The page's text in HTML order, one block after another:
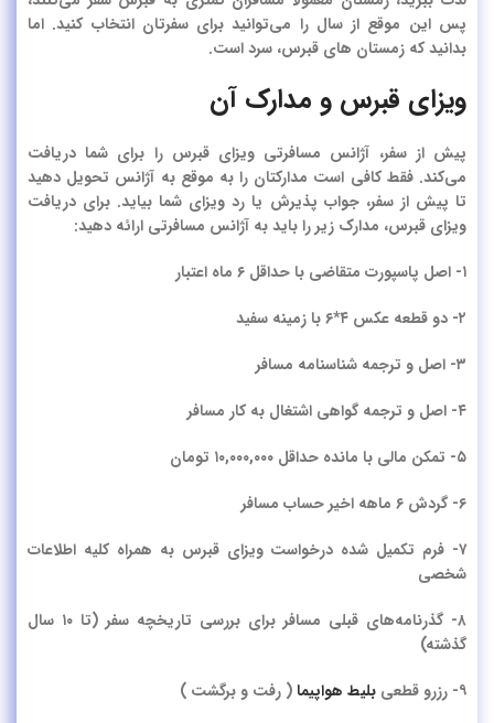
پس این موقع از سال را می‌توانید برای سفرتان انتخاب کنید. اما
بدانید که زمستان های قبرس، سرد است.
ویزای قبرس و مدارک آن
پیش از سفر، آژانس مسافرتی ویزای قبرس را برای شما دریافت
می‌کند. فقط کافی است مدارکتان را به موقع به آژانس تحویل دهید
تا پیش از سفر، جواب پذیرش یا رد ویزای شما بیاید. برای دریافت
ویزای قبرس، مدارک زیر را باید به آژانس مسافرتی ارائه دهید:
۱- اصل پاسپورت متقاضی با حداقل ۶ ماه اعتبار
۲- دو قطعه عکس ۴*۶ با زمینه سفید
۳- اصل و ترجمه شناسنامه مسافر
۴- اصل و ترجمه گواهی اشتغال به کار مسافر
۵- تمکن مالی با مانده حداقل ۱۰,۰۰۰,۰۰۰ تومان
۶- گردش ۶ ماهه اخیر حساب مسافر
۷- فرم تکمیل شده درخواست ویزای قبرس به همراه کلیه اطلاعات
شخصی
۸- گذرنامه‌های قبلی مسافر برای بررسی تاریخچه سفر (تا ۱۰ سال
گذشته)
۹- رزرو قطعی
بلیط هواپیما ( رفت و برگشت )